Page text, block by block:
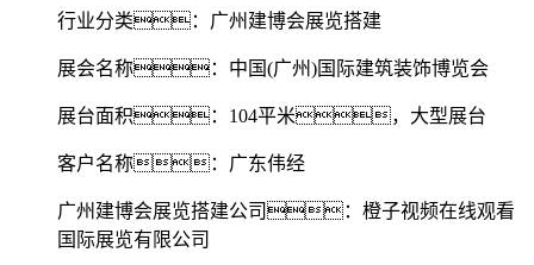
行业分类：广州建博会展览搭建
展会名称：中国(广州)国际建筑装饰博览会
展台面积：104平米，大型展台
客户名称：广东伟经
广州建博会展览搭建公司：橙子视频在线观看
国际展览有限公司